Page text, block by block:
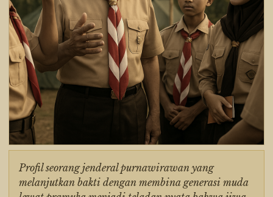
Profil seorang jenderal purnawirawan yang
melanjutkan bakti dengan membina generasi muda